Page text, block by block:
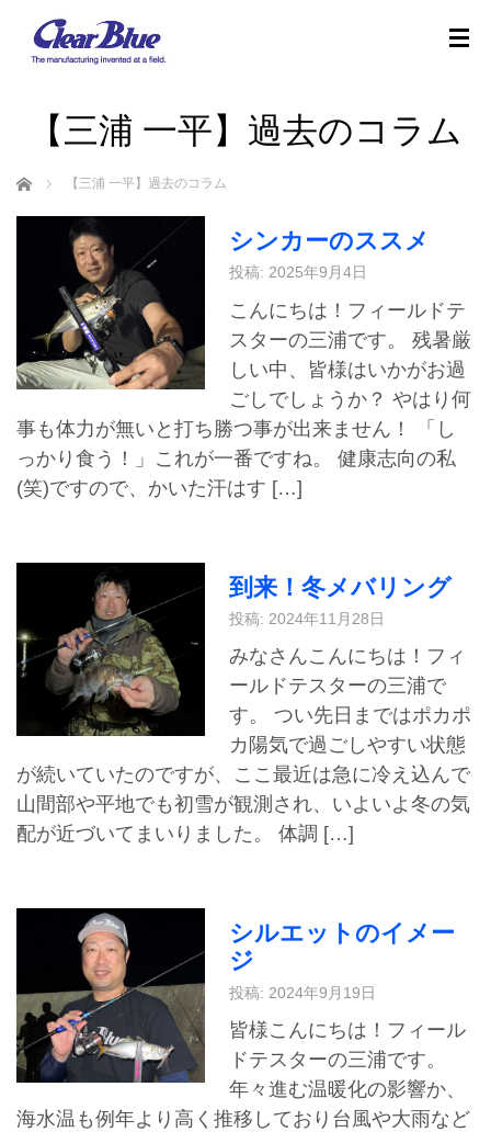
【三浦 一平】過去のコラム
ホーム 【三浦 一平】過去のコラム
シンカーのススメ
投稿: 2025年9月4日
こんにちは！フィールドテ
スターの三浦です。 残暑厳
しい中、皆様はいかがお過
ごしでしょうか？ やはり何
事も体力が無いと打ち勝つ事が出来ません！ 「し
っかり食う！」これが一番ですね。 健康志向の私
(笑)ですので、かいた汗はす […]
到来！冬メバリング
投稿: 2024年11月28日
みなさんこんにちは！フィ
ールドテスターの三浦で
す。 つい先日まではポカポ
カ陽気で過ごしやすい状態
が続いていたのですが、ここ最近は急に冷え込んで
山間部や平地でも初雪が観測され、いよいよ冬の気
配が近づいてまいりました。 体調 […]
シルエットのイメー
ジ
投稿: 2024年9月19日
皆様こんにちは！フィール
ドテスターの三浦です。
年々進む温暖化の影響か、
海水温も例年より高く推移しており台風や大雨など